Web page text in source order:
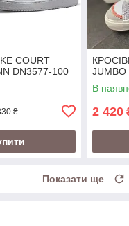
COURT
DN3577-100
₴
JUMBO
В
2 420
Показати ще